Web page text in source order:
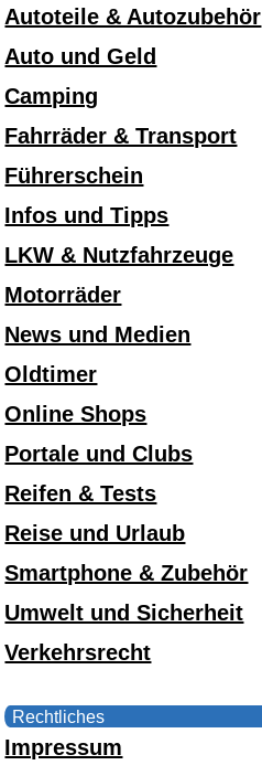
Autoteile & Autozubehör
Auto und Geld
Camping
Fahrräder & Transport
Führerschein
Infos und Tipps
LKW & Nutzfahrzeuge
Motorräder
News und Medien
Oldtimer
Online Shops
Portale und Clubs
Reifen & Tests
Reise und Urlaub
Smartphone & Zubehör
Umwelt und Sicherheit
Verkehrsrecht
Rechtliches
Impressum